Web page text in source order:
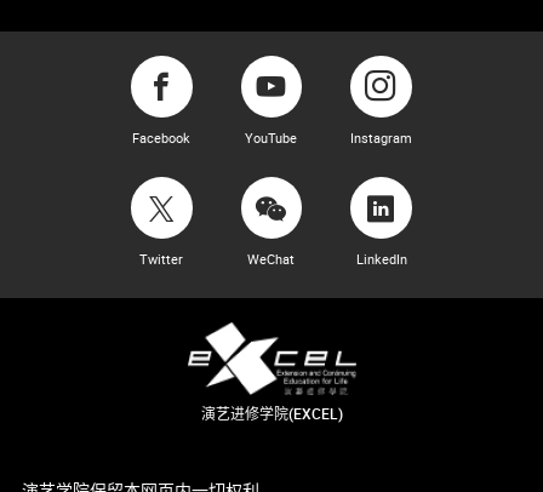
Facebook YouTube Instagram
Twitter WeChat LinkedIn
演艺进修学院(EXCEL)